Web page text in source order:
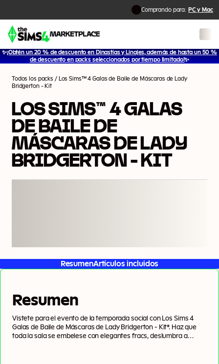
Comprando para: PC y Mac
✨¡Obtén un 20 % de descuento en Dinastías y Linajes, además de hasta un 50 %
de descuento en packs seleccionados por tiempo limitado!✨
1/2
Todos los packs /
Los Sims™ 4 Galas de Baile de Máscaras de Lady
Bridgerton - Kit
LOS SIMS™ 4 GALAS
DE BAILE DE
MÁSCARAS DE LADY
BRIDGERTON - KIT
ResumenArtículos incluidos
Resumen
Vístete para el evento de la temporada social con Los Sims 4
Galas de Baile de Máscaras de Lady Bridgerton - Kit*. Haz que
toda la sala se embelese con elegantes fracs, deslumbra a